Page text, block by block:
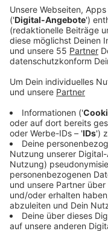
Ein Promi, keine
Gegenstände
Anzeige
Wenn ein Popstar,
Politiker bei uns zu
besonderen Video-
keine einzige Frage
einfach fünf Dinge
das erzählt, was
Standardantworten,
sondern ganz